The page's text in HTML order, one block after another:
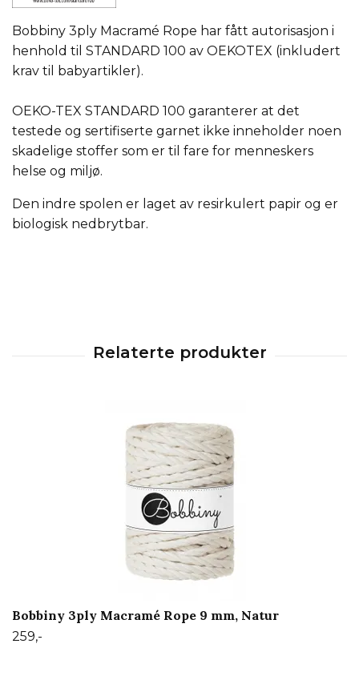
Bobbiny 3ply Macramé Rope har fått autorisasjon i
henhold til STANDARD 100 av OEKOTEX (inkludert
krav til babyartikler).
OEKO-TEX STANDARD 100 garanterer at det
testede og sertifiserte garnet ikke inneholder noen
skadelige stoffer som er til fare for menneskers
helse og miljø.
Den indre spolen er laget av resirkulert papir og er
biologisk nedbrytbar.
Bobbiny 3ply Macramé Rope 9 mm, Natur
259,-